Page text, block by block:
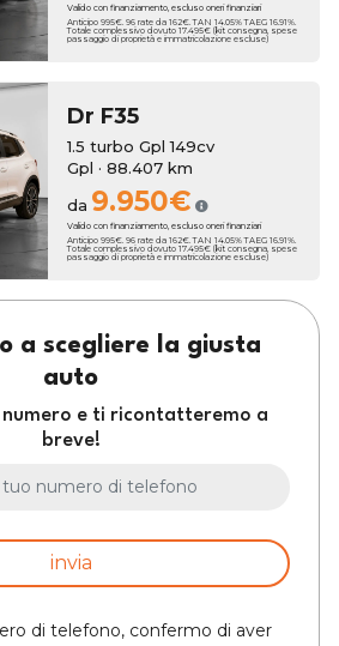
Valido con finanziamento, escluso oneri finanziari
Anticipo 995€. 96 rate da 162€. TAN 14.05% TAEG 16.91%.
Totale complessivo dovuto 17.495€ (kit consegna, spese
passaggio di proprietà e immatricolazione escluse)
Dr F35
1.5 turbo Gpl 149cv
Gpl · 88.407 km
da 9.950€
Valido con finanziamento, escluso oneri finanziari
Anticipo 995€. 96 rate da 162€. TAN 14.05% TAEG 16.91%.
Totale complessivo dovuto 17.495€ (kit consegna, spese
passaggio di proprietà e immatricolazione escluse)
a scegliere la giusta
auto
e ti ricontatteremo a
breve!
invia
di telefono, confermo di aver